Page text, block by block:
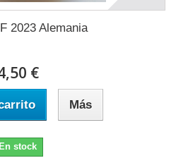
2023 Alemania
€
Más
En stock